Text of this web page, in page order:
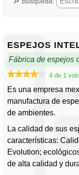
Prodiesa
Vidrios y
ESPEJOS
Fábrica de espejos
4 de 1
Es una empresa
manufactura de
de ambientes.
La calidad de sus
características:
Evolution;
de alta calidad y